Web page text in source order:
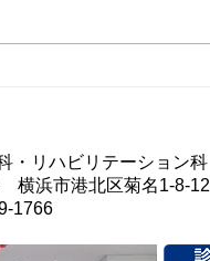
・リハビリテーション科
横浜市港北区菊名1-8-12
1766